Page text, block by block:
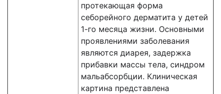
протекающая форма
себорейного дерматита у детей
1-го месяца жизни. Основными
проявлениями заболевания
являются диарея, задержка
прибавки массы тела, синдром
мальабсорбции. Клиническая
картина представлена